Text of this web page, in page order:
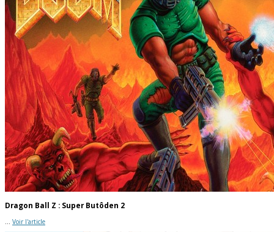
Dragon Ball Z : Super Butôden 2
... Voir l'article